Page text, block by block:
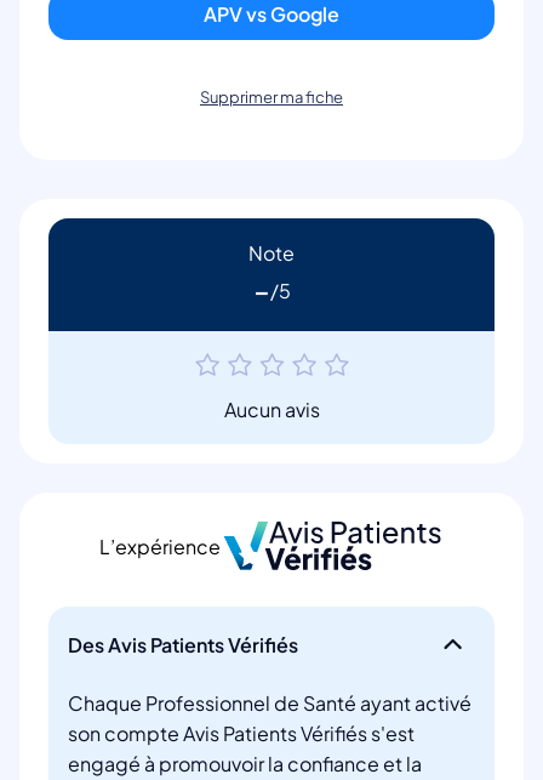
APV vs Google
Supprimer ma fiche
Note
-
Aucun avis
L’expérience
Des Avis Patients Vérifiés
Chaque Professionnel de Santé ayant activé
son compte Avis Patients Vérifiés s'est
engagé à promouvoir la confiance et la